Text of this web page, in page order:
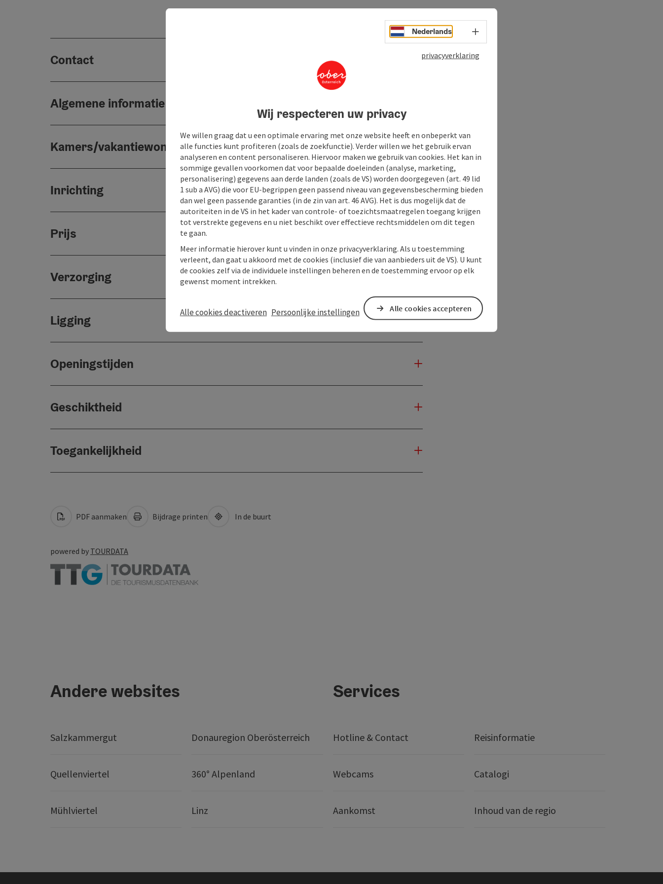
Contact
Algemene informatie
Kamers/vakantiewoningen
Inrichting
Prijs
Verzorging
Ligging
Openingstijden
Geschiktheid
Toegankelijkheid
PDF aanmaken Bijdrage printen In de buurt
powered by TOURDATA
Andere websites
Salzkammergut Donauregion Oberösterreich
Quellenviertel 360° Alpenland
Mühlviertel Linz
Services
Hotline & Contact Reisinformatie
Webcams Catalogi
Aankomst Inhoud van de regio
Nederlands Taalkeuze - menu openen
privacyverklaring
Wij respecteren uw privacy
We willen graag dat u een optimale ervaring met onze website heeft en onbeperkt van
alle functies kunt profiteren (zoals de zoekfunctie). Verder willen we het gebruik ervan
analyseren en content personaliseren. Hiervoor maken we gebruik van cookies. Het kan in
sommige gevallen voorkomen dat voor bepaalde doeleinden (analyse, marketing,
personalisering) gegevens aan derde landen (zoals de VS) worden doorgegeven (art. 49 lid
1 sub a AVG) die voor EU-begrippen geen passend niveau van gegevensbescherming bieden
dan wel geen passende garanties (in de zin van art. 46 AVG). Het is dus mogelijk dat de
autoriteiten in de VS in het kader van controle- of toezichtsmaatregelen toegang krijgen
tot verstrekte gegevens en u niet beschikt over effectieve rechtsmiddelen om dit tegen
te gaan.
Meer informatie hierover kunt u vinden in onze privacyverklaring. Als u toestemming
verleent, dan gaat u akkoord met de cookies (inclusief die van aanbieders uit de VS). U kunt
de cookies zelf via de individuele instellingen beheren en de toestemming ervoor op elk
gewenst moment intrekken.
Alle cookies deactiveren Persoonlijke instellingen Alle cookies accepteren